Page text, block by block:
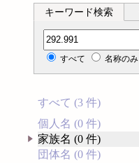
キーワード検索
分類記号検索
すべて 名称のみ
すべて (3 件)
個人名 (0 件)
家族名 (0 件)
団体名 (0 件)